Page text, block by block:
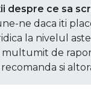
despre ce sa
ne daca iti
la nivelul
multumit de
recomanda si